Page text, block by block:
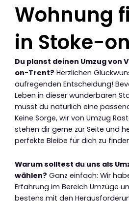
Wohnung
in Stoke-
Du planst deinen Umzug von
on-Trent? Herzlichen
aufregenden Entscheidung!
Leben in dieser wunderbaren
musst du natürlich eine
Keine Sorge, wir von Umzug
stehen dir gerne zur Seite und
perfekte Bleibe für dich zu
Warum solltest du uns als
wählen? Ganz einfach: Wir
Erfahrung im Bereich Umzüge
bestens mit den